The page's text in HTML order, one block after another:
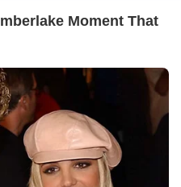
de nouveau sur la
côtés de Marat.
l’avoir revu ?